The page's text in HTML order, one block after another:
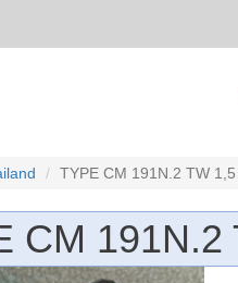
TYPE CM 191N.2 TW
CM 191N.2